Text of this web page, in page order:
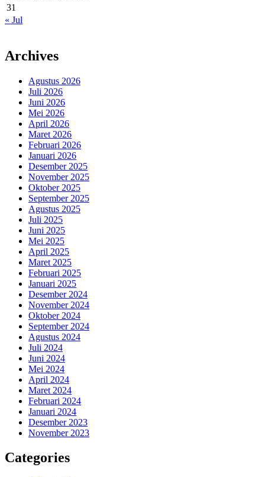
31
« Jul
Archives
Agustus 2026
Juli 2026
Juni 2026
Mei 2026
April 2026
Maret 2026
Februari 2026
Januari 2026
Desember 2025
November 2025
Oktober 2025
September 2025
Agustus 2025
Juli 2025
Juni 2025
Mei 2025
April 2025
Maret 2025
Februari 2025
Januari 2025
Desember 2024
November 2024
Oktober 2024
September 2024
Agustus 2024
Juli 2024
Juni 2024
Mei 2024
April 2024
Maret 2024
Februari 2024
Januari 2024
Desember 2023
November 2023
Categories